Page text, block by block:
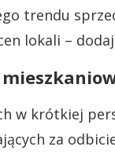
trendu
lokali –
w krótkiej
za